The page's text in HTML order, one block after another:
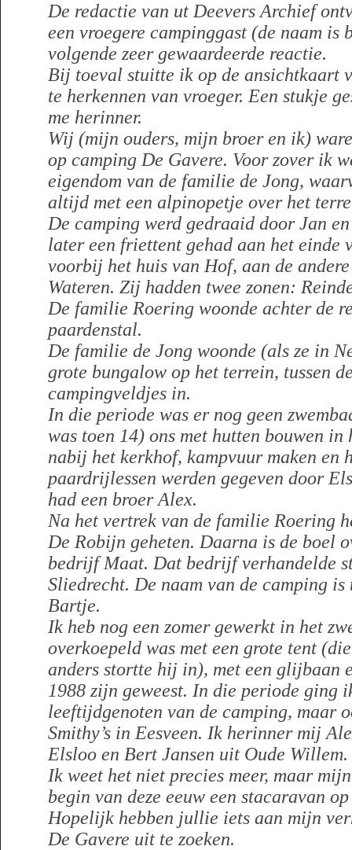
De redactie van ut Deevers Archief
een vroegere campinggast (de naam is
volgende zeer gewaardeerde reactie.
Bij toeval stuitte ik op de ansichtkaart
te herkennen van vroeger. Een stukje
me herinner.
Wij (mijn ouders, mijn broer en ik)
op camping De Gavere. Voor zover ik
eigendom van de familie de Jong,
altijd met een alpinopetje over het
De camping werd gedraaid door Jan
later een friettent gehad aan het einde
voorbij het huis van Hof, aan de
Wateren. Zij hadden twee zonen:
De familie Roering woonde achter de
paardenstal.
De familie de Jong woonde (als ze in
grote bungalow op het terrein, tussen
campingveldjes in.
In die periode was er nog geen
was toen 14) ons met hutten bouwen in
nabij het kerkhof, kampvuur maken en
paardrijlessen werden gegeven door
had een broer Alex.
Na het vertrek van de familie Roering
De Robijn geheten. Daarna is de boel
bedrijf Maat. Dat bedrijf verhandelde
Sliedrecht. De naam van de camping
Bartje.
Ik heb nog een zomer gewerkt in het
overkoepeld was met een grote tent
anders stortte hij in), met een glijbaan
1988 zijn geweest. In die periode ging
leeftijdgenoten van de camping, maar
Smithy’s in Eesveen. Ik herinner mij
Elsloo en Bert Jansen uit Oude Willem.
Ik weet het niet precies meer, maar
begin van deze eeuw een stacaravan
Hopelijk hebben jullie iets aan mijn
De Gavere uit te zoeken.